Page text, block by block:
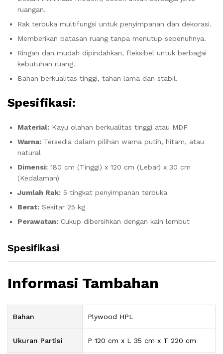
ruangan.
Rak terbuka multifungsi untuk penyimpanan dan dekorasi.
Memberikan batasan ruang tanpa menutup sepenuhnya.
Ringan dan mudah dipindahkan, fleksibel untuk berbagai
kebutuhan ruang.
Bahan berkualitas tinggi, tahan lama dan stabil.
Spesifikasi:
Material: Kayu olahan berkualitas tinggi atau MDF
Warna: Tersedia dalam pilihan warna putih, hitam, atau
natural
Dimensi: 180 cm (Tinggi) x 120 cm (Lebar) x 30 cm
(Kedalaman)
Jumlah Rak: 5 tingkat penyimpanan terbuka
Berat: Sekitar 25 kg
Perawatan: Cukup dibersihkan dengan kain lembut
Spesifikasi
Informasi Tambahan
Bahan Plywood HPL
Ukuran Partisi P 120 cm x L 35 cm x T 220 cm